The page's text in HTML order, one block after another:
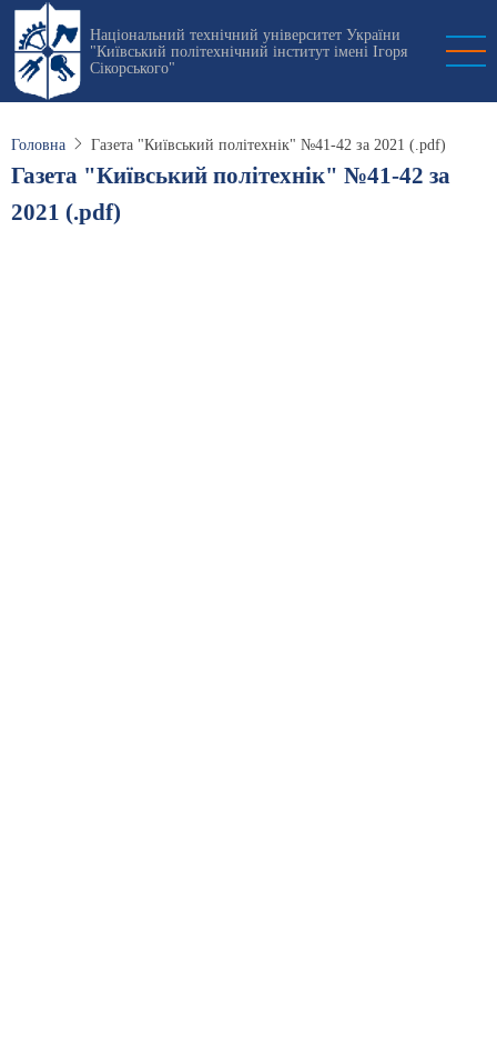
Перейти
основного
вмісту
Національний технічний університет України
"Київський політехнічний інститут імені Ігоря
Сікорського"
Головна Газета "Київський політехнік" №41-42 за 2021 (.pdf)
Газета "Київський політехнік" №41-42 за
2021 (.pdf)